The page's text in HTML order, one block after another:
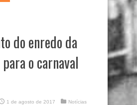
do enredo da
o carnaval
1 de agosto de 2017
Notícias